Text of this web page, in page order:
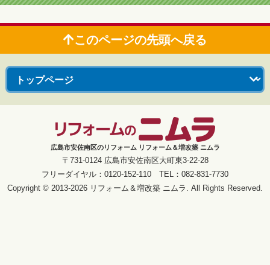
このページの先頭へ戻る
広島市安佐南区のリフォーム リフォーム＆増改築 ニムラ
〒731-0124 広島市安佐南区大町東3-22-28
フリーダイヤル：0120-152-110 TEL：082-831-7730
Copyright © 2013-2026 リフォーム＆増改築 ニムラ. All Rights Reserved.